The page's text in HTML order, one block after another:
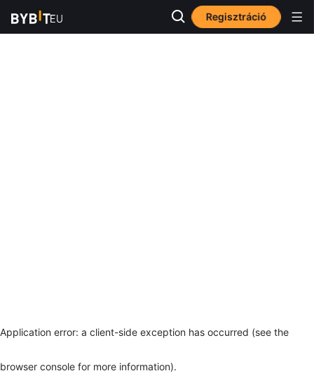
Regisztráció
Application error: a client-side exception has occurred (see the
browser console for more information).